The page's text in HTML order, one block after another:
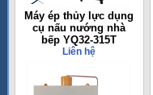
Máy ép thủy lực dụng
cụ nấu nướng nhà
bếp YQ32-315T
Liên hệ